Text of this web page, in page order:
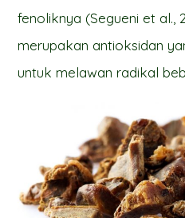
fenoliknya (Segueni et al.,
merupakan antioksidan
untuk melawan radikal